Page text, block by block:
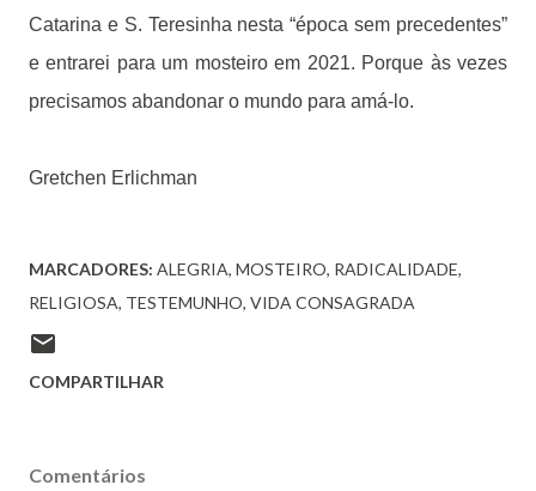
Catarina e S. Teresinha nesta “época sem precedentes”
e entrarei para um mosteiro em 2021. Porque às vezes
precisamos abandonar o mundo para amá-lo.
Gretchen Erlichman
MARCADORES: ALEGRIA MOSTEIRO RADICALIDADE
RELIGIOSA TESTEMUNHO VIDA CONSAGRADA
COMPARTILHAR
Comentários